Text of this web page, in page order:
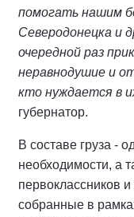
помогать нашим
Северодонецка и
очередной раз
неравнодушие и
кто нуждается в
губернатор.
В составе груза -
необходимости, а
первоклассников
собранные в